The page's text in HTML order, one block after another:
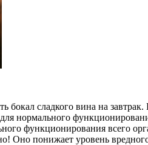
сладкого вина на
нормального
функционирования всего
понижает уровень